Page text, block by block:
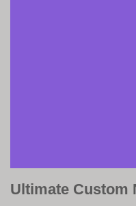
Ultimate Custom